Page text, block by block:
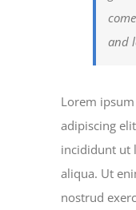
and
Lorem
adipiscing
incididunt ut
aliqua. Ut
nostrud